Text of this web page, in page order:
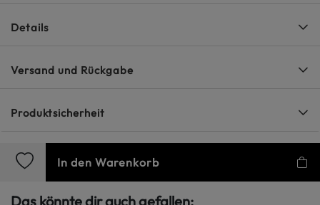
Details
Versand und Rückgabe
Produktsicherheit
In den Warenkorb
Das könnte dir auch gefallen: